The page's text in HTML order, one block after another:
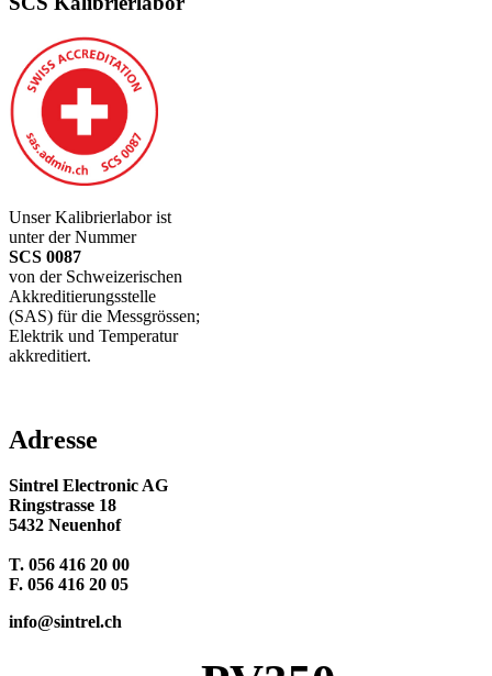
Unser Kalibrierlabor ist
unter der Nummer
SCS 0087
von der Schweizerischen
Akkreditierungsstelle
(SAS) für die Messgrössen;
Elektrik und Temperatur
akkreditiert.
Adresse
Sintrel Electronic AG
Ringstrasse 18
5432 Neuenhof
T. 056 416 20 00
F. 056 416 20 05
info@sintrel.ch